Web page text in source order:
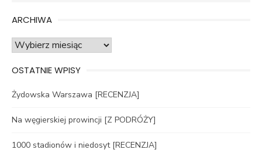
ARCHIWA
Archiwa
OSTATNIE WPISY
Żydowska Warszawa [RECENZJA]
Na węgierskiej prowincji [Z PODRÓŻY]
1000 stadionów i niedosyt [RECENZJA]